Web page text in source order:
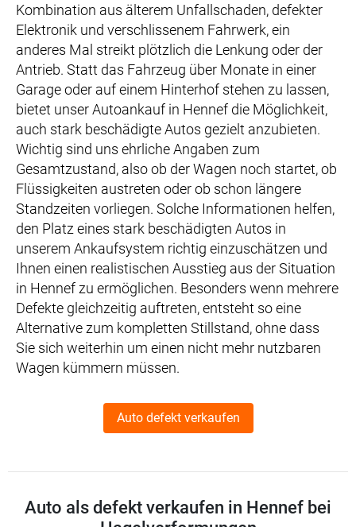
Kombination aus älterem Unfallschaden, defekter
Elektronik und verschlissenem Fahrwerk, ein
anderes Mal streikt plötzlich die Lenkung oder der
Antrieb. Statt das Fahrzeug über Monate in einer
Garage oder auf einem Hinterhof stehen zu lassen,
bietet unser Autoankauf in Hennef die Möglichkeit,
auch stark beschädigte Autos gezielt anzubieten.
Wichtig sind uns ehrliche Angaben zum
Gesamtzustand, also ob der Wagen noch startet, ob
Flüssigkeiten austreten oder ob schon längere
Standzeiten vorliegen. Solche Informationen helfen,
den Platz eines stark beschädigten Autos in
unserem Ankaufsystem richtig einzuschätzen und
Ihnen einen realistischen Ausstieg aus der Situation
in Hennef zu ermöglichen. Besonders wenn mehrere
Defekte gleichzeitig auftreten, entsteht so eine
Alternative zum kompletten Stillstand, ohne dass
Sie sich weiterhin um einen nicht mehr nutzbaren
Wagen kümmern müssen.
Auto defekt verkaufen
Auto als defekt verkaufen in Hennef bei